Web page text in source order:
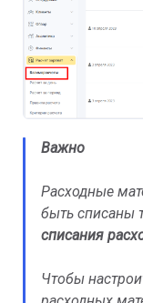
Важно
Расходные
быть списаны
списания
Чтобы